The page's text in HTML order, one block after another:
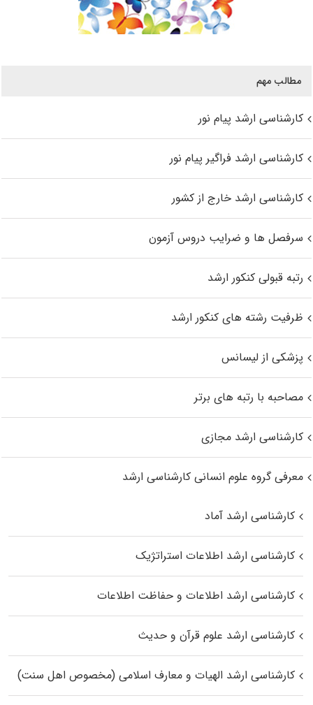
مطالب مهم
کارشناسی ارشد پیام نور
کارشناسی ارشد فراگیر پیام نور
کارشناسی ارشد خارج از کشور
سرفصل ها و ضرایب دروس آزمون
رتبه قبولی کنکور ارشد
ظرفیت رشته های کنکور ارشد
پزشکی از لیسانس
مصاحبه با رتبه های برتر
کارشناسی ارشد مجازی
معرفی گروه علوم انسانی کارشناسی ارشد
کارشناسی ارشد آماد
کارشناسی ارشد اطلاعات استراتژیک
کارشناسی ارشد اطلاعات و حفاظت اطلاعات
کارشناسی ارشد علوم قرآن و حدیث
کارشناسی ارشد الهیات و معارف اسلامی (مخصوص اهل سنت)